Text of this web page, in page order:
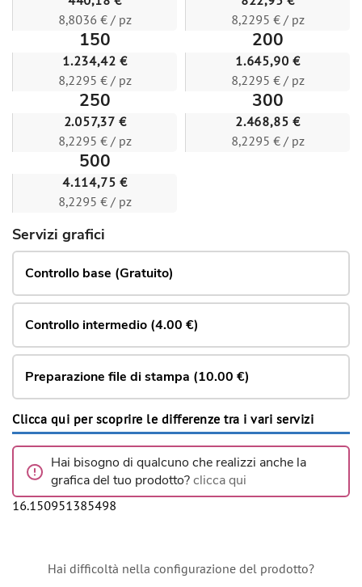
8,8036 € / pz
8,2295 € / pz
150
1.234,42 €
8,2295 € / pz
200
1.645,90 €
8,2295 € / pz
250
2.057,37 €
8,2295 € / pz
300
2.468,85 €
8,2295 € / pz
500
4.114,75 €
8,2295 € / pz
Servizi grafici
Controllo base (Gratuito)
Controllo intermedio (4.00 €)
Preparazione file di stampa (10.00 €)
Clicca qui per scoprire le differenze tra i vari servizi
Hai bisogno di qualcuno che realizzi anche la
grafica del tuo prodotto?clicca qui
16.150951385498
Hai difficoltà nella configurazione del prodotto?